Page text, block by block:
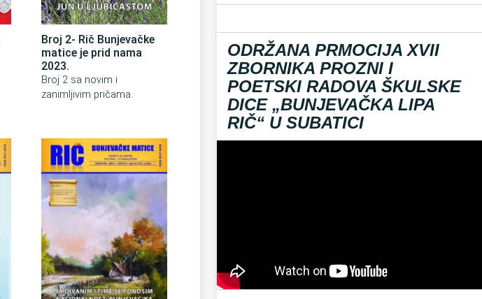
Broj 2- Rič Bunjevačke
matice je prid nama
2023.
Broj 2 sa novim i
zanimljivim pričama.
ODRŽANA PRMOCIJA XVII
ZBORNIKA PROZNI I
POETSKI RADOVA ŠKULSKE
DICE „BUNJEVAČKA LIPA
RIČ“ U SUBATICI